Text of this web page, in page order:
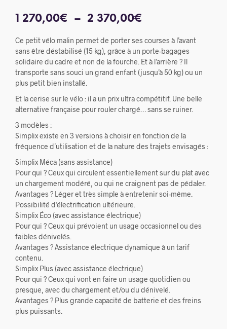
1 270,00€ – 2 370,00€
prix :
1
à
370,00€
Ce petit vélo malin permet de porter ses courses à l’avant
sans être déstabilisé (15 kg), grâce à un porte-bagages
solidaire du cadre et non de la fourche. Et à l’arrière ? Il
transporte sans souci un grand enfant (jusqu’à 50 kg) ou un
plus petit bien installé.
Et la cerise sur le vélo : il a un prix ultra compétitif. Une belle
alternative française pour rouler chargé… sans se ruiner.
3 modèles :
Simplix existe en 3 versions à choisir en fonction de la
fréquence d’utilisation et de la nature des trajets envisagés :
Simplix Méca (sans assistance)
Pour qui ? Ceux qui circulent essentiellement sur du plat avec
un chargement modéré, ou qui ne craignent pas de pédaler.
Avantages ? Léger et très simple à entretenir soi-même.
Possibilité d’électrification ultérieure.
Simplix Éco (avec assistance électrique)
Pour qui ? Ceux qui prévoient un usage occasionnel ou des
faibles dénivelés.
Avantages ? Assistance électrique dynamique à un tarif
contenu.
Simplix Plus (avec assistance électrique)
Pour qui ? Ceux qui vont en faire un usage quotidien ou
presque, avec du chargement et/ou du dénivelé.
Avantages ? Plus grande capacité de batterie et des freins
plus puissants.